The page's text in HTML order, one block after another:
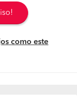
como este